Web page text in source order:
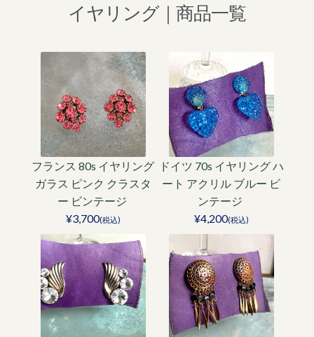
イヤリング｜商品一覧
フランス 80s イヤリング
ガラス ピンク クラスタ
ー ビンテージ
¥3,700(税込)
ドイツ 70s イヤリング ハ
ート アクリル ブルー ビ
ンテージ
¥4,200(税込)